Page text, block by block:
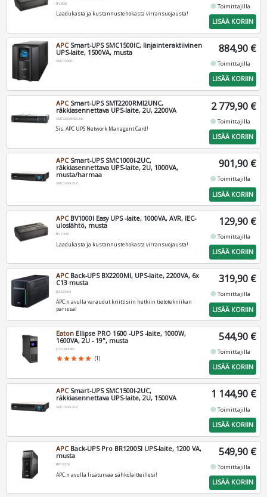
BV800I
Laadukasta ja kustannustehokasta virransuojausta!
fiber_manual_recordToimittajilla
LISÄÄ KORIIN
APCSmart-UPS SMC1500IC, linjainteraktiivinen
UPS-laite, 1500VA, musta
SMC1500IC
884,90 €
fiber_manual_recordToimittajilla
LISÄÄ KORIIN
APCSmart-UPS SMT2200RMI2UNC,
räkkiasennettava UPS-laite, 2U, 2200VA
SMT2200RMI2UNC
Sis. APC UPS Network Managent Card!
2 779,90 €
fiber_manual_recordToimittajilla
LISÄÄ KORIIN
APCSmart-UPS SMC1000I-2UC,
räkkiasennettava UPS-laite, 2U, 1000VA,
musta/harmaa
SMC1000I-2UC
901,90 €
fiber_manual_recordToimittajilla
LISÄÄ KORIIN
APCBV1000I Easy UPS -laite, 1000VA, AVR, IEC-
uloslähtö, musta
BV1000I
Laadukasta ja kustannustehokasta virransuojausta!
129,90 €
fiber_manual_recordToimittajilla
LISÄÄ KORIIN
APCBack-UPS BX2200MI, UPS-laite, 2200VA, 6x
C13 musta
BX2200MI
APC:n avulla varaudut kriittisiin hetkiin tietotekniikan
parissa!
319,90 €
fiber_manual_recordToimittajilla
LISÄÄ KORIIN
Eaton Ellipse PRO 1600 -UPS -laite, 1000W,
1600VA, 2U - 19", musta
ELP1600DIN
star star star star star (1)
544,90 €
fiber_manual_recordToimittajilla
LISÄÄ KORIIN
APCSmart-UPS SMC1500I-2UC,
räkkiasennettava UPS-laite, 2U, 1500VA
SMC1500I-2UC
1 144,90 €
fiber_manual_recordToimittajilla
LISÄÄ KORIIN
APCBack-UPS Pro BR1200SI UPS-laite, 1200 VA,
musta
BR1200SI
APC:n avulla lisäturvaa sähkölaitteillesi!
549,90 €
fiber_manual_recordToimittajilla
LISÄÄ KORIIN